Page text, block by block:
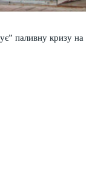
паливну кризу на